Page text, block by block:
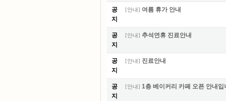
공
지
[안내] 여름 휴가 안내
공
지
[안내] 추석연휴 진료안내
공
지
[안내] 진료안내
공
지
[안내] 1층 베이커리 카페 오픈 안내입